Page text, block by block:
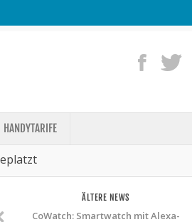
HANDYTARIFE
ÄLTERE NEWS
CoWatch: Smartwatch mit Alexa-